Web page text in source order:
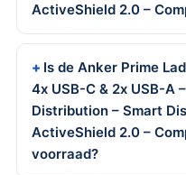
ActiveShield 2.0 –
Is de Anker Prime
4x USB-C & 2x USB-A
Distribution – Smart
ActiveShield 2.0 –
voorraad?